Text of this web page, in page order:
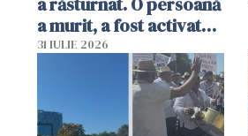
a murit, a fost activat
planul roșu de
31 IULIE 2026